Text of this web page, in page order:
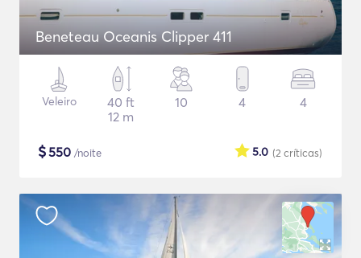
Beneteau Oceanis Clipper 411
Veleiro
40 ft
12 m
10 4 4
$550 /noite (2 críticas)
5.0